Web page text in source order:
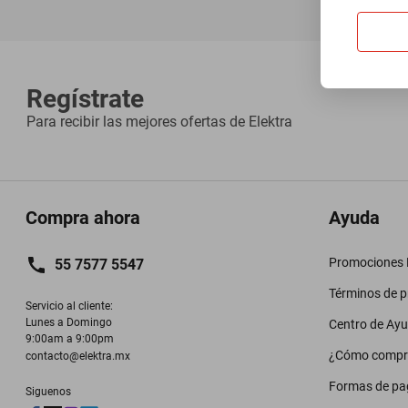
Regístrate
Para recibir las mejores ofertas de Elektra
Compra ahora
55 7577 5547
Servicio al cliente:
Lunes a Domingo
9:00am a 9:00pm
contacto@elektra.mx
Siguenos
Ayuda
Promociones
Términos de
Centro de
¿Cómo
Formas de